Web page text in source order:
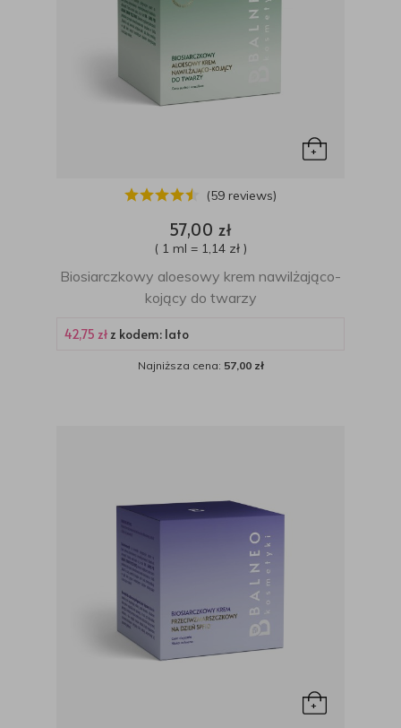
(59 reviews)
57,00 zł
( 1 ml = 1,14 zł )
Biosiarczkowy aloesowy krem nawilżająco-
kojący do twarzy
42,75 złz kodem: lato
Najniższa cena: 57,00 zł